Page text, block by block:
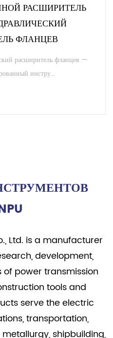
РАСШИРИТЕЛЬ
ФЛАНЦЕВ
расширитель фланцев —
инстру...
Ltd. is a manufacturer
development,
power transmission
tools and
serve the electric
transportation,
shipbuilding,